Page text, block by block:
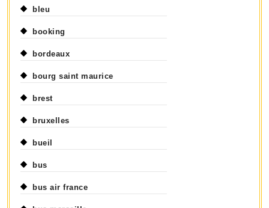
bleu
booking
bordeaux
bourg saint maurice
brest
bruxelles
bueil
bus
bus air france